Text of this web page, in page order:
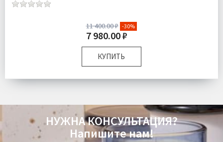
11 400.00 ₽ -30%
7 980.00 ₽
КУПИТЬ
Размер:
Евро
Сатин
Доставка:
Бесплатно
НУЖНА КОНСУЛЬТАЦИЯ?
Напишите нам!